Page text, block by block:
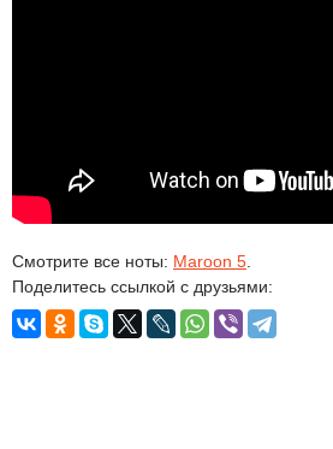
Смотрите все ноты: Maroon 5
Поделитесь ссылкой с друзьями: